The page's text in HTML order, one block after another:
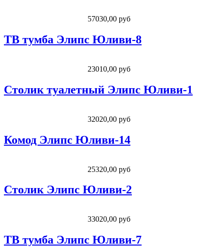
57030,00 руб
ТВ тумба Элипс Юливи-8
23010,00 руб
Столик туалетный Элипс Юливи-1
32020,00 руб
Комод Элипс Юливи-14
25320,00 руб
Столик Элипс Юливи-2
33020,00 руб
ТВ тумба Элипс Юливи-7